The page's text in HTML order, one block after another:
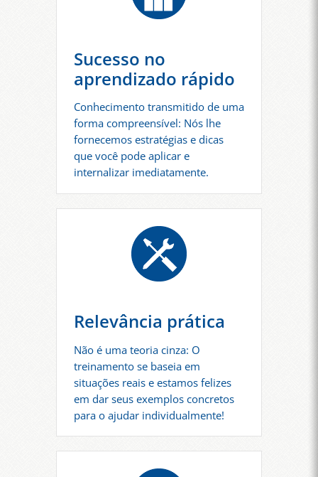
Sucesso no
aprendizado rápido
Conhecimento transmitido de uma
forma compreensível: Nós lhe
fornecemos estratégias e dicas
que você pode aplicar e
internalizar imediatamente.
Relevância prática
Não é uma teoria cinza: O
treinamento se baseia em
situações reais e estamos felizes
em dar seus exemplos concretos
para o ajudar individualmente!